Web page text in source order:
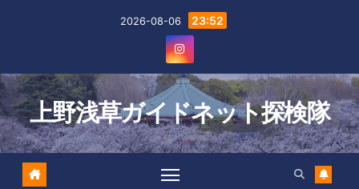
2026-08-06 23:52
上野浅草ガイドネット探検隊